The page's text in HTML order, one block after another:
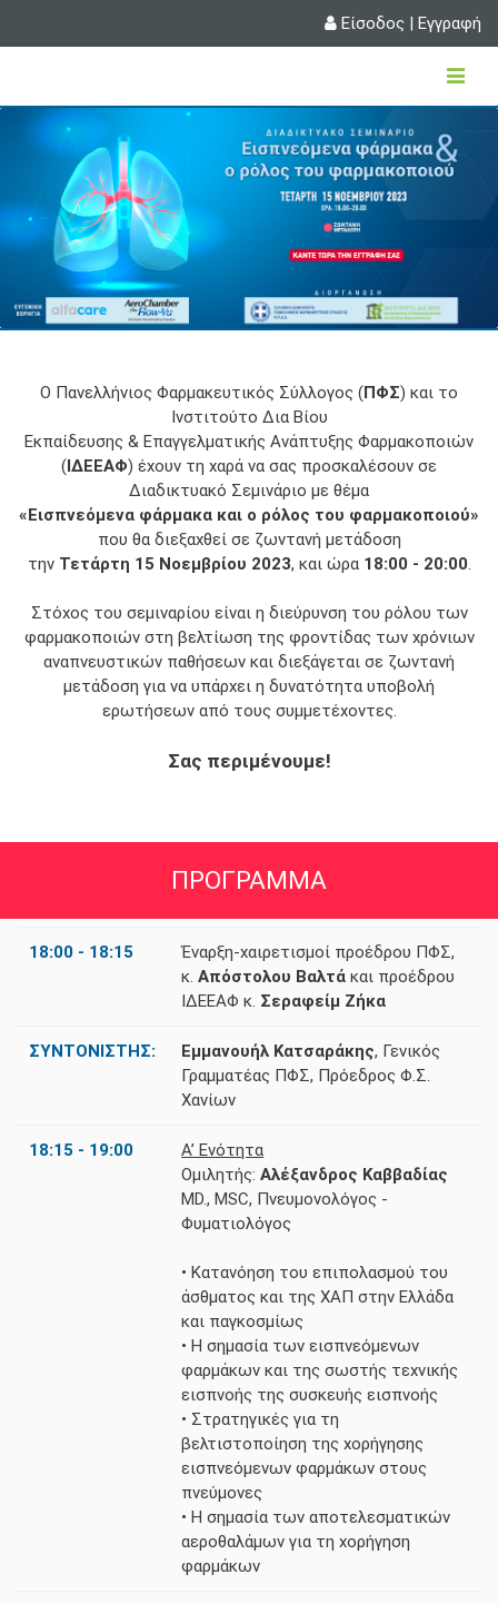
Είσοδος | Εγγραφή
Ο Πανελλήνιος Φαρμακευτικός Σύλλογος (ΠΦΣ) και το
Ινστιτούτο Δια Βίου
Εκπαίδευσης & Επαγγελματικής Ανάπτυξης Φαρμακοποιών
(ΙΔΕΕΑΦ) έχουν τη χαρά να σας προσκαλέσουν σε
Διαδικτυακό Σεμινάριο με θέμα
«Εισπνεόμενα φάρμακα και ο ρόλος του φαρμακοποιού»
που θα διεξαχθεί σε ζωντανή μετάδοση
την Τετάρτη 15 Νοεμβρίου 2023, και ώρα 18:00 - 20:00.
Στόχος του σεμιναρίου είναι η διεύρυνση του ρόλου των
φαρμακοποιών στη βελτίωση της φροντίδας των χρόνιων
αναπνευστικών παθήσεων και διεξάγεται σε ζωντανή
μετάδοση για να υπάρχει η δυνατότητα υποβολή
ερωτήσεων από τους συμμετέχοντες.
Σας περιμένουμε!
ΠΡΟΓΡΑΜΜΑ
18:00 - 18:15
Έναρξη-χαιρετισμοί προέδρου ΠΦΣ,
κ.Απόστολου Βαλτά και προέδρου
ΙΔΕΕΑΦ κ. Σεραφείμ Ζήκα
ΣΥΝΤΟΝΙΣΤΗΣ: Εμμανουήλ Κατσαράκης, Γενικός
Γραμματέας ΠΦΣ, Πρόεδρος Φ.Σ.
Χανίων
18:15 - 19:00
Α’ Ενότητα
Ομιλητής:Αλέξανδρος Καββαδίας
MD., MSC, Πνευμονολόγος -
Φυματιολόγος
• Κατανόηση του επιπολασμού του
άσθματος και της ΧΑΠ στην Ελλάδα
και παγκοσμίως
• Η σημασία των εισπνεόμενων
φαρμάκων και της σωστής τεχνικής
εισπνοής της συσκευής εισπνοής
• Στρατηγικές για τη
βελτιστοποίηση της χορήγησης
εισπνεόμενων φαρμάκων στους
πνεύμονες
• Η σημασία των αποτελεσματικών
αεροθαλάμων για τη χορήγηση
φαρμάκων